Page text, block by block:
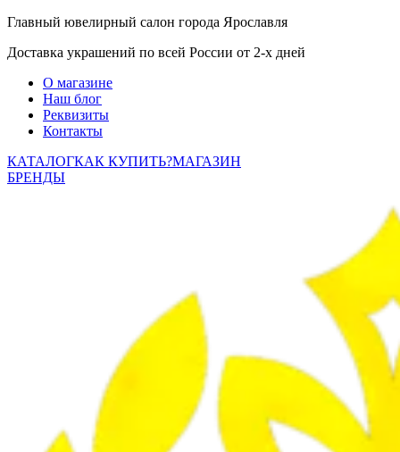
Главный ювелирный салон города Ярославля
Доставка украшений по всей России от 2-х дней
О магазине
Наш блог
Реквизиты
Контакты
КАТАЛОГКАК КУПИТЬ?МАГАЗИН
БРЕНДЫ